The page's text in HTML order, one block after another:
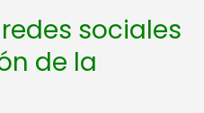
sociales
de la